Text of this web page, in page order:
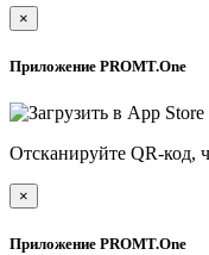
×
Приложение PROMT.One
Отсканируйте QR-код,
×
Приложение PROMT.One